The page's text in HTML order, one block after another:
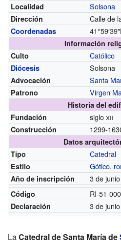
Localidad Solsona
Dirección Calle de
Coordenadas
Información
Culto
Católico
Diócesis Solsona
Advocación Santa
Patrono Virgen
Historia del
Fundación
sigloxii
Construcción 1299-
Datos
Tipo
Catedral
Estilo Gótico,
Año de inscripción 3 de
Código RI-51-
Declaración 3 de
LaCatedral de Santa María de